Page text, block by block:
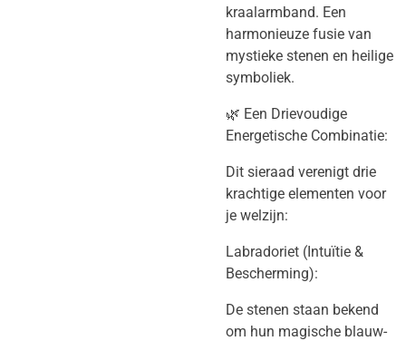
kraalarmband. Een
harmonieuze fusie van
mystieke stenen en heilige
symboliek.
​🌿 Een Drievoudige
Energetische Combinatie:
​Dit sieraad verenigt drie
krachtige elementen voor
je welzijn:
​Labradoriet (Intuïtie &
Bescherming):
​De stenen staan bekend
om hun magische blauw-